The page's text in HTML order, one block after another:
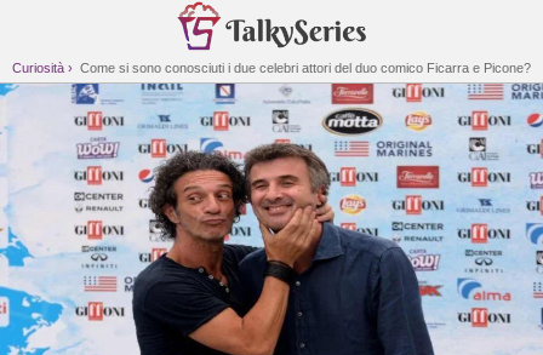
Curiosità Come si sono conosciuti i due celebri attori del duo comico Ficarra e Picone?